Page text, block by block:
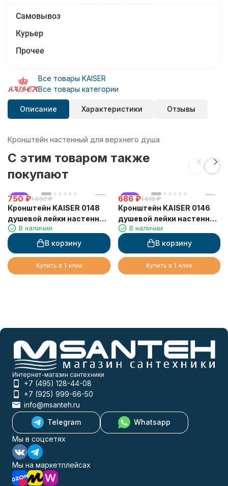
Самовывоз
Курьер
Прочее
Все товары KAISER
Все товары категории
Описание Характеристики Отзывы
Кронштейн настенный для верхнего душа
C этим товаром также
покупают
хит
750 ₽1 650 ₽
Кронштейн KAISER 0148
душевой лейки настенный
металлический, Золото
В наличии
В корзину
Купить в 1 клик
хит
686 ₽1 510 ₽
Кронштейн KAISER 0146
душевой лейки настенный
металлический, серебро
В наличии
В корзину
Купить в 1 клик
Интернет-магазин сантехники
+7 (495) 128-44-08
+7 (925) 999-66-50
info@msanteh.ru
Telegram
Whatsapp
Мы в соцсетях
Мы на маркетплейсах